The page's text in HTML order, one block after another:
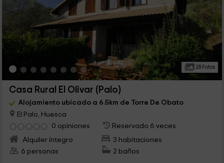
28 Fotos
Casa Rural El Olivar (Palo)
Alojamiento ubicado a 6.5km de Torre De Obato
El Palo, Huesca
0 opiniones
Reservado 6 veces
Alquiler íntegro
3 habitaciones
6 personas
2 baños